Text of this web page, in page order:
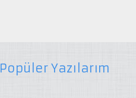
Popüler Yazılarım